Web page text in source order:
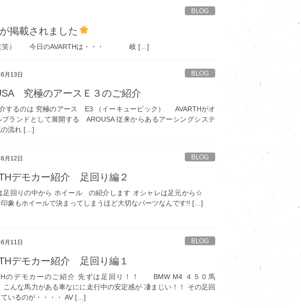
BLOG
掲載されました
（笑） 今日のAVARTHは・・・ 岐 […]
月13日 BLOG
究極のアースＥ３のご紹介
するのは 究極のアース E3 （イーキュービック） AVARTHがオ
ブランドとして展開する AROUSA 従来からあるアーシングシステ
の流れ […]
月12日 BLOG
デモカー紹介 足回り編２
回りの中から ホイール の紹介します オシャレは足元から☆
象もホイールで決まってしまうほど大切なパーツなんです!! […]
月11日 BLOG
デモカー紹介 足回り編１
のデモカーのご紹介 先ずは足回り！！ BMW M4 ４５０馬
こんな馬力がある車なにに走行中の安定感が 凄まじい！！ その足回
ているのが・・・・ AV […]